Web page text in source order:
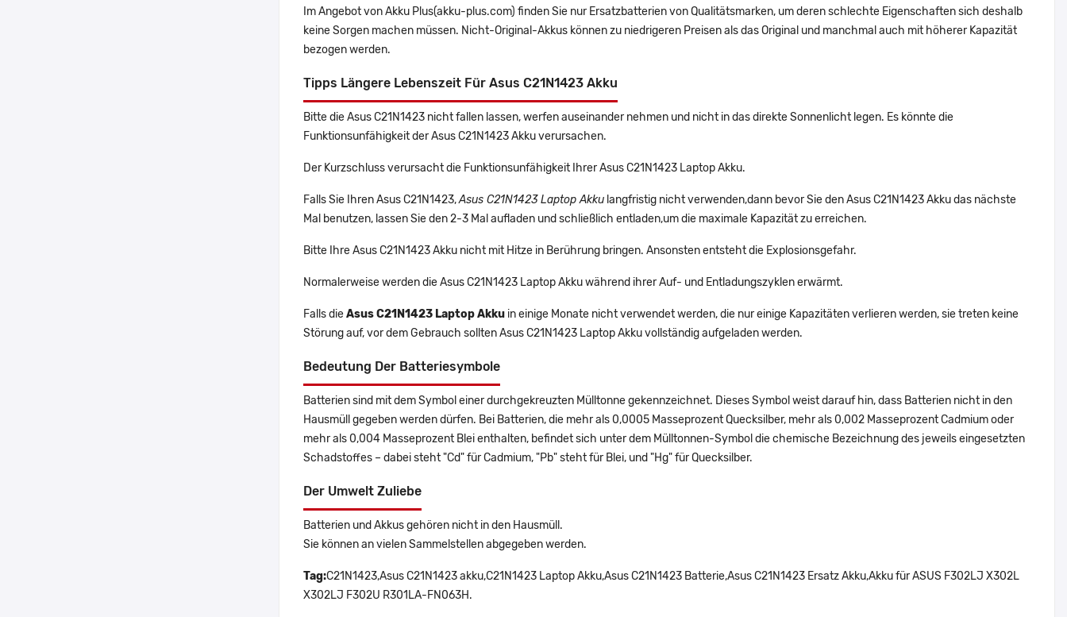
Im Angebot von Akku Plus(akku-plus.com) finden Sie nur Ersatzbatterien von Qualitätsmarken, um deren schlechte Eigenschaften sich deshalb
keine Sorgen machen müssen. Nicht-Original-Akkus können zu niedrigeren Preisen als das Original und manchmal auch mit höherer Kapazität
bezogen werden.
Tipps Längere Lebenszeit Für Asus C21N1423 Akku
Bitte die Asus C21N1423 nicht fallen lassen, werfen auseinander nehmen und nicht in das direkte Sonnenlicht legen. Es könnte die
Funktionsunfähigkeit der Asus C21N1423 Akku verursachen.
Der Kurzschluss verursacht die Funktionsunfähigkeit Ihrer Asus C21N1423 Laptop Akku.
Falls Sie Ihren Asus C21N1423,Asus C21N1423 Laptop Akku langfristig nicht verwenden,dann bevor Sie den Asus C21N1423 Akku das nächste
Mal benutzen, lassen Sie den 2-3 Mal aufladen und schließlich entladen,um die maximale Kapazität zu erreichen.
Bitte Ihre Asus C21N1423 Akku nicht mit Hitze in Berührung bringen. Ansonsten entsteht die Explosionsgefahr.
Normalerweise werden die Asus C21N1423 Laptop Akku während ihrer Auf- und Entladungszyklen erwärmt.
Falls dieAsus C21N1423 Laptop Akku in einige Monate nicht verwendet werden, die nur einige Kapazitäten verlieren werden, sie treten keine
Störung auf, vor dem Gebrauch sollten Asus C21N1423 Laptop Akku vollständig aufgeladen werden.
Bedeutung Der Batteriesymbole
Batterien sind mit dem Symbol einer durchgekreuzten Mülltonne gekennzeichnet. Dieses Symbol weist darauf hin, dass Batterien nicht in den
Hausmüll gegeben werden dürfen. Bei Batterien, die mehr als 0,0005 Masseprozent Quecksilber, mehr als 0,002 Masseprozent Cadmium oder
mehr als 0,004 Masseprozent Blei enthalten, befindet sich unter dem Mülltonnen-Symbol die chemische Bezeichnung des jeweils eingesetzten
Schadstoffes – dabei steht "Cd" für Cadmium, "Pb" steht für Blei, und "Hg" für Quecksilber.
Der Umwelt Zuliebe
Batterien und Akkus gehören nicht in den Hausmüll.
Sie können an vielen Sammelstellen abgegeben werden.
Tag:C21N1423,Asus C21N1423 akku,C21N1423 Laptop Akku,Asus C21N1423 Batterie,Asus C21N1423 Ersatz Akku,Akku für ASUS F302LJ X302L
X302LJ F302U R301LA-FN063H.